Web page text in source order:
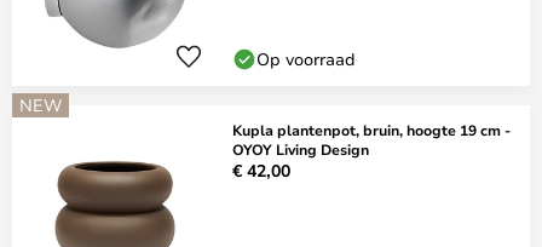
Op voorraad
NEW
Kupla plantenpot, bruin, hoogte 19 cm -
OYOY Living Design
€ 42,00